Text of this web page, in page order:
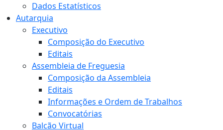
Dados Estatísticos
Autarquia
Executivo
Composição do Executivo
Editais
Assembleia de Freguesia
Composição da Assembleia
Editais
Informações e Ordem de Trabalhos
Convocatórias
Balcão Virtual